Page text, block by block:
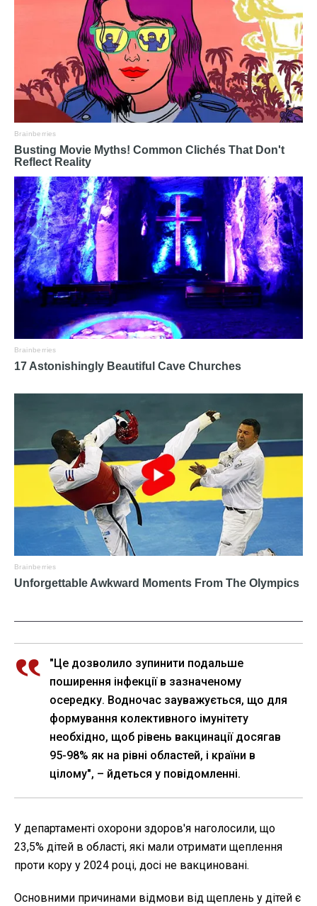
"Це дозволило зупинити подальше
поширення інфекції в зазначеному
осередку. Водночас зауважується, що для
формування колективного імунітету
необхідно, щоб рівень вакцинації досягав
95-98% як на рівні областей, і країни в
цілому", – йдеться у повідомленні.
У департаменті охорони здоров'я наголосили, що
23,5% дітей в області, які мали отримати щеплення
проти кору у 2024 році, досі не вакциновані.
Основними причинами відмови від щеплень у дітей є